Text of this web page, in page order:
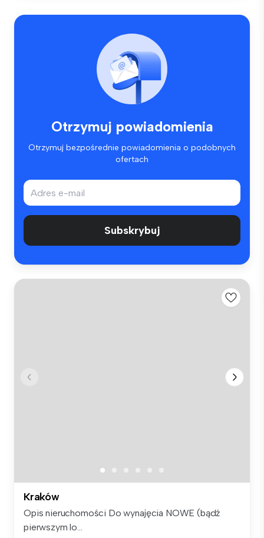
Otrzymuj powiadomienia
Otrzymuj bezpośrednie powiadomienia o podobnych
ofertach
Subskrybuj
Kraków
Opis nieruchomości Do wynajęcia NOWE (bądź
pierwszym lo...